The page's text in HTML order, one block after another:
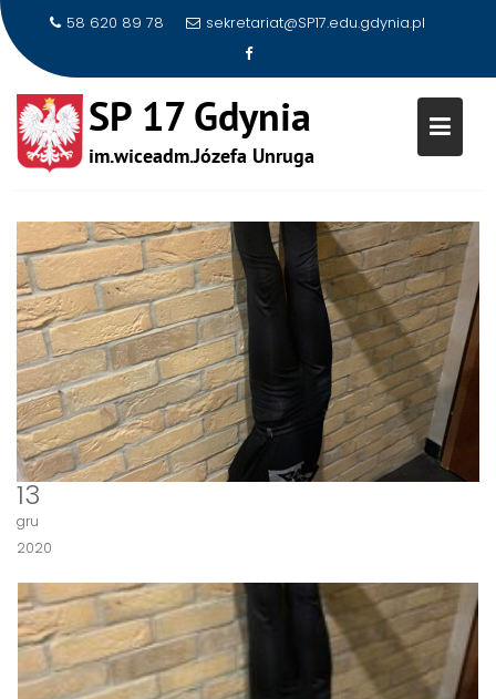
content
58 620 89 78 sekretariat@SP17.edu.gdynia.pl
RUSZ SIĘ!
13
gru
2020